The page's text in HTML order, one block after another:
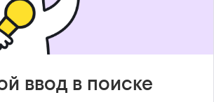
ввод в поиске